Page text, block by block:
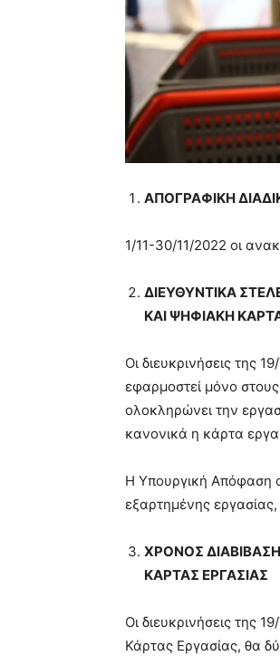
ΑΠΟΓΡΑΦΙΚΗ
1/11-30/11/2022 οι
ΔΙΕΥΘΥΝΤΙΚΑ
ΚΑΙ ΨΗΦΙΑΚΗ
Οι διευκρινήσεις της
εφαρμοστεί μόνο
ολοκληρώνει την
κανονικά η κάρτα
Η Υπουργική Απόφαση
εξαρτημένης
ΧΡΟΝΟΣ
ΚΑΡΤΑΣ ΕΡΓΑΣΙΑΣ
Οι διευκρινήσεις της
Κάρτας Εργασίας, θα